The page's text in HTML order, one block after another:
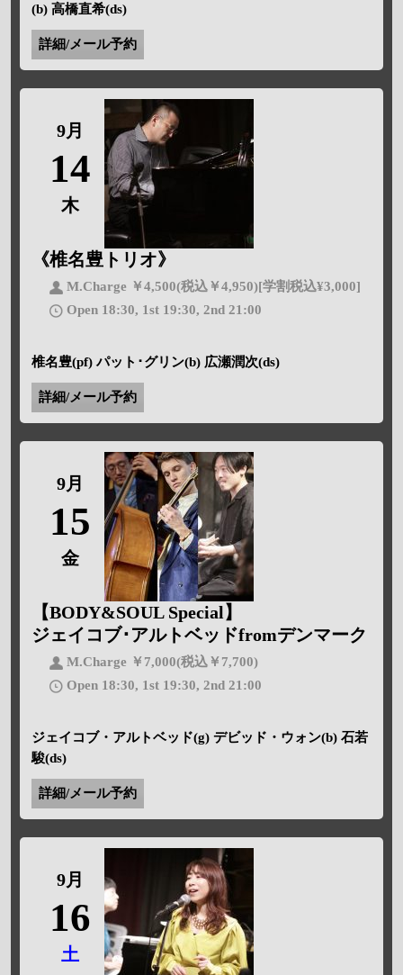
(b) 高橋直希(ds)
詳細/メール予約
9月
14
木
《椎名豊トリオ》
M.Charge ￥4,500(税込￥4,950)[学割税込¥3,000]
Open 18:30, 1st 19:30, 2nd 21:00
椎名豊(pf) パット･グリン(b) 広瀬潤次(ds)
詳細/メール予約
9月
15
金
【BODY&SOUL Special】
ジェイコブ･アルトベッドfromデンマーク
M.Charge ￥7,000(税込￥7,700)
Open 18:30, 1st 19:30, 2nd 21:00
ジェイコブ・アルトベッド(g) デビッド・ウォン(b) 石若
駿(ds)
詳細/メール予約
9月
16
土